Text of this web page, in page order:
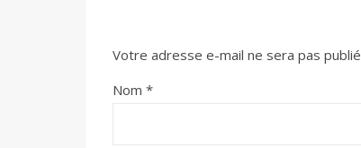
Votre adresse e-mail ne sera pas
Nom *